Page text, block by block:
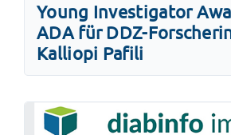
Young Investigator
ADA für DDZ-
Kalliopi Pafili